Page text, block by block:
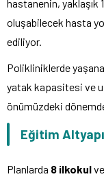
hastanenin, yaklaşık
oluşabilecek hasta
ediliyor.
Polikliniklerde
yatak kapasitesi ve
önümüzdeki
Eğitim
Planlarda 8 ilkokulve